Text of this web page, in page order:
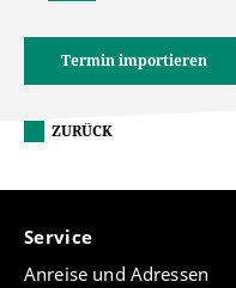
Termin importieren
ZURÜCK
Service
Anreise und Adressen